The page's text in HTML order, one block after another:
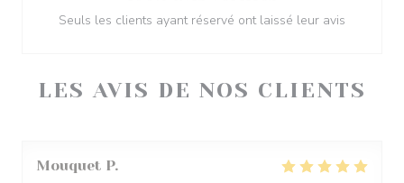
LES AVIS DE NOS CLIENTS
Mouquet P
Seuls les clients ayant réservé ont laissé leur avis